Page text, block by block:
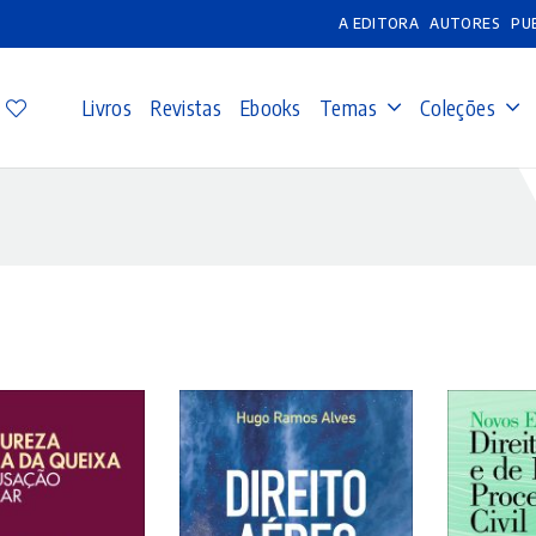
A EDITORA AUTORES
Livros Revistas Ebooks Temas Coleções